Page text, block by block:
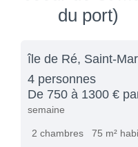
du port)
île de Ré, Saint-
4 personnes
De 750 à 1300 €
semaine
2 chambres 75 m²